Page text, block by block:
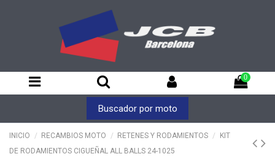
0
Buscador por moto
INICIO RECAMBIOS MOTO RETENES Y RODAMIENTOS
KIT
DE RODAMIENTOS CIGUEÑAL ALL BALLS 24-1025